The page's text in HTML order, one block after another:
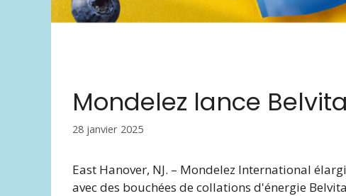
Mondelez lance
28 janvier 2025
East Hanover, NJ. – Mondelez International
avec des bouchées de collations d'énergie